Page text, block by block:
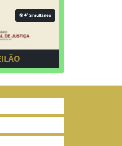
Simultâneo